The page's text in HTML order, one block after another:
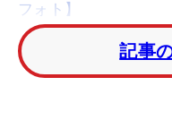
フォト】
本来であれば今週は
ック」が行われてい
記事